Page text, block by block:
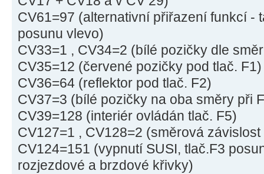
CV61=97 (alternativní přiřazení funkcí -
posunu vlevo)
CV33=1 , CV34=2 (bílé pozičky dle
CV35=12 (červené pozičky pod tlač. F1)
CV36=64 (reflektor pod tlač. F2)
CV37=3 (bílé pozičky na oba směry při
CV39=128 (interiér ovládán tlač. F5)
CV127=1 , CV128=2 (směrová
CV124=151 (vypnutí SUSI, tlač.F3
rozjezdové a brzdové křivky)